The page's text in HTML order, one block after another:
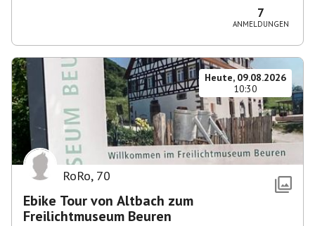
7
ANMELDUNGEN
Heute, 09.08.2026
10:30
RoRo, 70
Ebike Tour von Altbach zum
Freilichtmuseum Beuren